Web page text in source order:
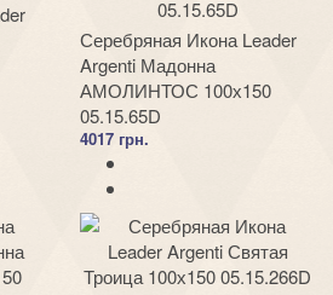
Серебряная Икона Leader
Argenti Мадонна
АМОЛИНТОС 100х150
05.15.65D
4017 грн.